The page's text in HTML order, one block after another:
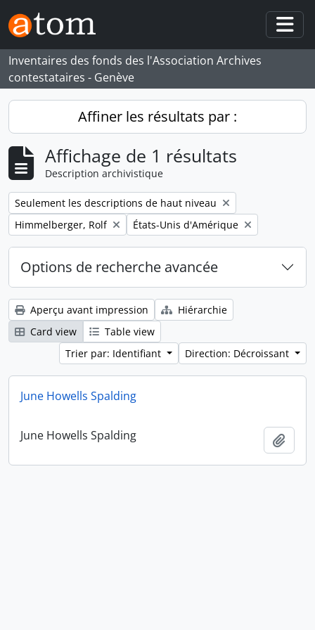
Skip to main content
Inventaires des fonds des l'Association Archives
contestataires - Genève
Affiner les résultats par :
Affichage de 1 résultats
Description archivistique
Remove filter:
Seulement les descriptions de haut niveau
Remove filter:
Himmelberger, Rolf Remove filter:
États-Unis d'Amérique
Options de recherche avancée
Aperçu avant impression
Hiérarchie
Card view
Table view
Trier par: Identifiant
Direction: Décroissant
June Howells Spalding
June Howells Spalding